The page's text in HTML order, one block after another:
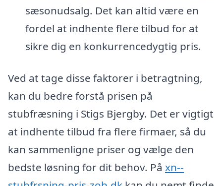
sæsonudsalg. Det kan altid være en
fordel at indhente flere tilbud for at
sikre dig en konkurrencedygtig pris.
Ved at tage disse faktorer i betragtning,
kan du bedre forstå prisen på
stubfræsning i Stigs Bjergby. Det er vigtigt
at indhente tilbud fra flere firmaer, så du
kan sammenligne priser og vælge den
bedste løsning for dit behov. På xn--